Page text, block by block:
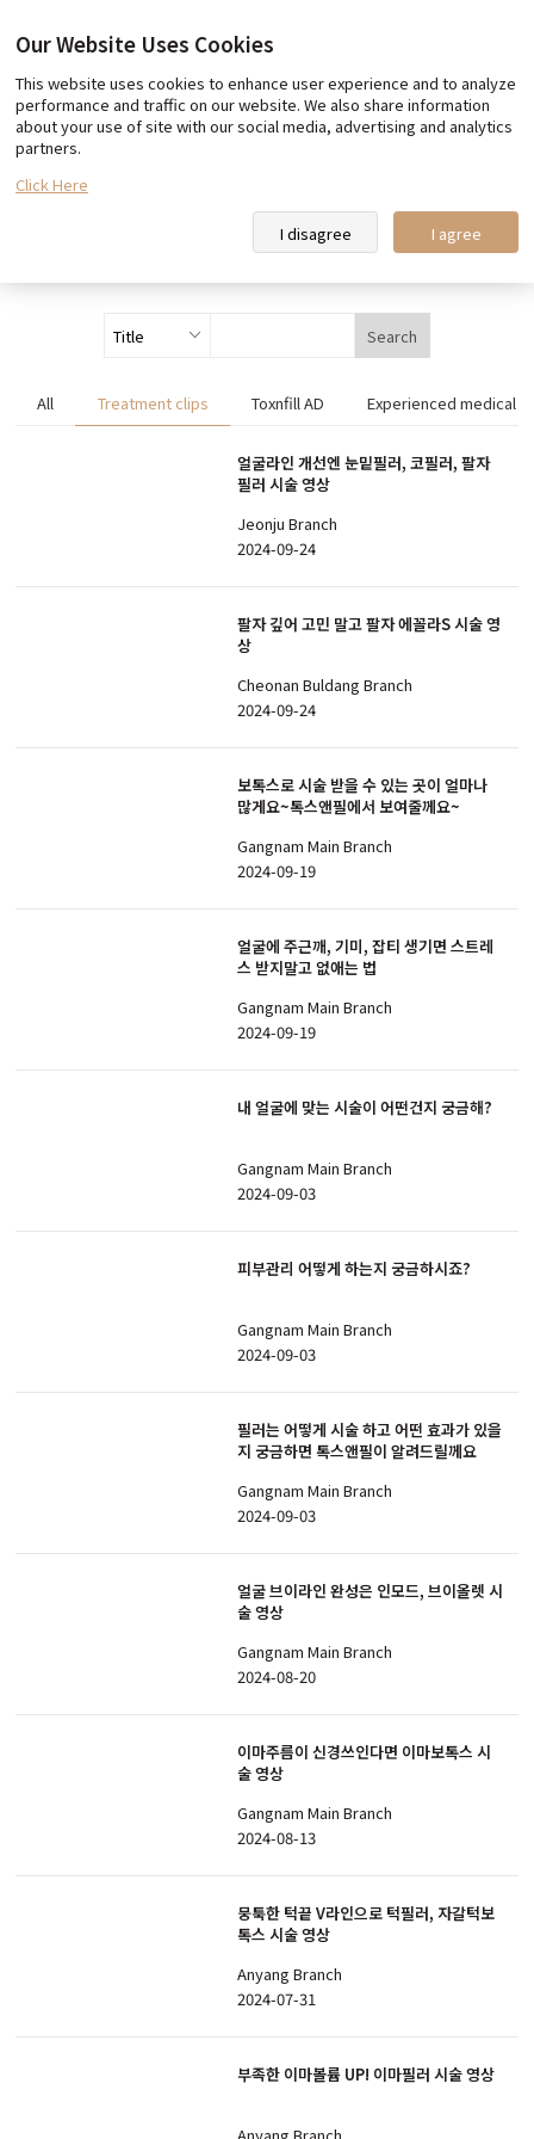
Our promise Team Toxnfill
Toxnfill Clips
Toxnfill Clips
Search
All Treatment clips Toxnfill AD Experienced medical
얼굴라인 개선엔 눈밑필러, 코필러, 팔자
필러 시술 영상
Jeonju Branch
2024-09-24
팔자 깊어 고민 말고 팔자 에꼴라S 시술 영
상
Cheonan Buldang Branch
2024-09-24
보톡스로 시술 받을 수 있는 곳이 얼마나
많게요~톡스앤필에서 보여줄께요~
Gangnam Main Branch
2024-09-19
얼굴에 주근깨, 기미, 잡티 생기면 스트레
스 받지말고 없애는 법
Gangnam Main Branch
2024-09-19
내 얼굴에 맞는 시술이 어떤건지 궁금해?
Gangnam Main Branch
2024-09-03
피부관리 어떻게 하는지 궁금하시죠?
Gangnam Main Branch
2024-09-03
필러는 어떻게 시술 하고 어떤 효과가 있을
지 궁금하면 톡스앤필이 알려드릴께요
Gangnam Main Branch
2024-09-03
얼굴 브이라인 완성은 인모드, 브이올렛 시
술 영상
Gangnam Main Branch
2024-08-20
이마주름이 신경쓰인다면 이마보톡스 시
술 영상
Gangnam Main Branch
2024-08-13
뭉툭한 턱끝 V라인으로 턱필러, 자갈턱보
톡스 시술 영상
Anyang Branch
2024-07-31
부족한 이마볼륨 UP! 이마필러 시술 영상
Our Website Uses Cookies
This website uses cookies to enhance user experience and to analyze
performance and traffic on our website. We also share information
about your use of site with our social media, advertising and analytics
partners.
Click Here
I disagree I agree